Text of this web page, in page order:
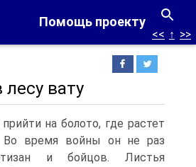
Помощь проекту
<< ↑ >>
лесу вату
на болото, где растет
Во время войны он не раз
и бойцов. Листья